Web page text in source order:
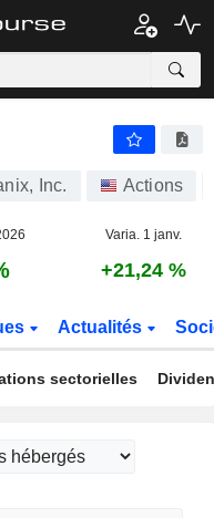
Inc. Actions
Varia. 1 janv.
+21,24 %
Actualités
sectorielles